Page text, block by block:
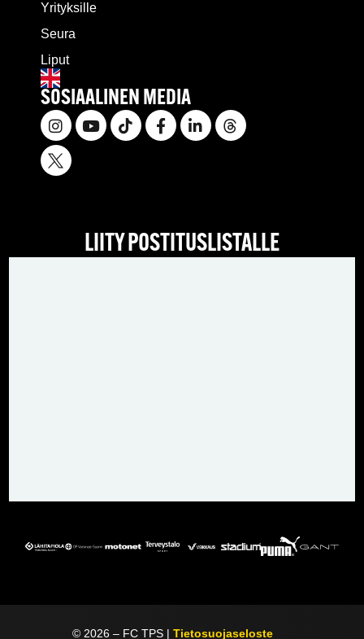
Yrityksille
Seura
Liput
SOSIAALINEN MEDIA
LIITY POSTITUSLISTALLE
© 2026 – FC TPS |Tietosuojaseloste